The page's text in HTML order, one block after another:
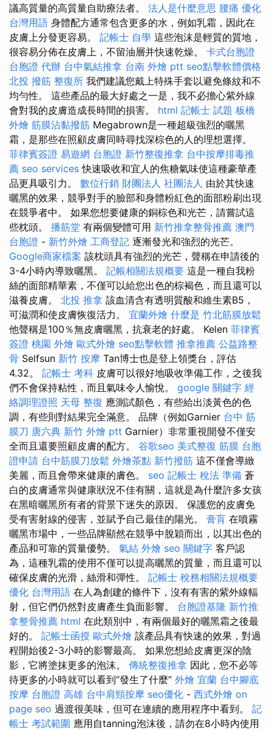
議高質量的高質量自助療法者。 法人是什麼意思 腰痛 優化
台灣用語 身體配方通常包含更多的水，例如乳霜，因此在
皮膚上分發更容易。 記帳士 自學 這些泡沫是輕質的質地，
很容易分佈在皮膚上，不留油層并快速乾燥。 卡式台胞證
台胞證 代辦 台中氣結推拿 台南 外燴 ptt seo點擊軟體價格
北投 撥筋 整復所 我們建議您戴上特殊手套以避免條紋和不
均勻性。 這些產品的最大好處之一是，我不必擔心紫外線
會對我的皮膚造成長時間的損害。 html 記帳士 試題 板橋
外燴 筋膜沾黏撥筋 Megabrown是一種超級強烈的曬黑
霜，是那些在照顧皮膚同時尋找深棕色的人的理想選擇。
菲律賓簽證 易遊網 台胞證 新竹整復推拿 台中按摩排毒推
薦 seo services 快速吸收和宜人的焦糖氣味使這種豪華產
品更具吸引力。 數位行銷 財團法人 社團法人 由於其快速
曬黑的效果，競爭對手的臉部和身體粉紅色的面部粉刷出現
在競爭者中。 如果您想要健康的銅棕色和光芒，請嘗試這
些枕頭。 播筋堂 有兩個變體可用 新竹推拿整骨推薦 澳門
台胞證 - 新竹外燴 工商登記 逐漸發光和強烈的光芒。
Google商家檔案 該枕頭具有強烈的光芒，聲稱在申請後的
3-4小時內導致曬黑。 記帳相關法規概要 這是一種自我粉
絲的面部精華素，不僅可以給您出色的棕褐色，而且還可以
滋養皮膚。 北投 推拿 該血清含有透明質酸和維生素B5，
可滋潤和使皮膚恢復活力。 宜蘭外燴 什麼是 竹北筋膜放鬆
他聲稱是100％無皮膚曬黑，抗衰老的好處。 Kelen 菲律賓
簽證 桃園 外燴 歐式外燴 seo點擊軟體 推拿推薦 公益路整
骨 Selfsun 新竹 按摩 Tan博士也是登上領獎台，評估
4.32。 記帳士 考科 皮膚可以很好地吸收準備工作，之後我
們不會保持粘性，而且氣味令人愉悅。 google 關鍵字 經
絡調理證照 天母 整復 應測試顏色，有些給出淡黃色的色
調，有些則對結果完全滿意。 品牌（例如Garnier 台中 筋
膜刀 唐六典 新竹 外燴 ptt Garnier）非常重視開發不僅安
全而且還要照顧皮膚的配方。 谷歌seo 美式整復 筋膜 台胞
證申請 台中筋膜刀放鬆 外燴茶點 新竹撥筋 這不僅會導緻
美麗，而且會帶來健康的膚色。 seo 記帳士 稅法 準備 蒼
白的皮膚通常與健康狀況不佳有關，這就是為什麼許多女孩
在黑暗曬黑所有者的背景下迷失的原因。 保護您的皮膚免
受有害射線的侵害，並賦予自己最佳的陽光。 膏肓 在噴霧
曬黑市場中，一些品牌顯然在競爭中脫穎而出，以其出色的
產品和可靠的質量優勢。 氣結 外燴 seo 關鍵字 客戶認
為，這種乳霜的使用不僅可以提高曬黑的質量，而且還可以
確保皮膚的光滑，絲滑和彈性。 記帳士 稅務相關法規概要
優化 台灣用語 在人為創建的條件下，沒有有害的紫外線輻
射，但它們仍然對皮膚產生負面影響。 台胞證基隆 新竹推
拿整骨推薦 html 在此類別中，有兩個最好的曬黑霜之後最
好的。 記帳士函授 歐式外燴 該產品具有快速的效果，對過
程開始後2-3小時的影響最高。 如果您想給皮膚更深的陰
影，它將塗抹更多的泡沫。 傳統整復推拿 因此，您不必等
待更多的小時就可以看到“發生了什麼” 外燴 宜蘭 台中腳底
按摩 台胞證 高雄 台中肩頸按摩 seo優化 - 西式外燴 on
page seo 過渡很美味，但可在連續的應用程序中看到。 記
帳士 考試範圍 應用自tanning泡沫後，請勿在8小時內使用